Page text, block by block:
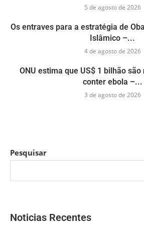
5 de agosto de 2026
Os entraves para a estratégia de
Islâmico –...
4 de agosto de 2026
ONU estima que US$ 1 bilhão
conter ebola –...
3 de agosto de 2026
Pesquisar
Noticias Recentes